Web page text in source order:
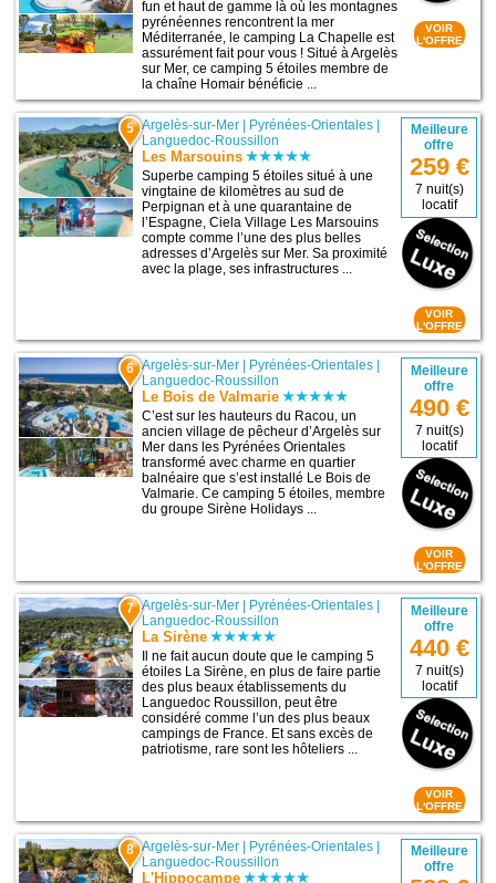
fun et haut de gamme là où les montagnes
pyrénéennes rencontrent la mer
Méditerranée, le camping La Chapelle est
assurément fait pour vous ! Situé à Argelès
sur Mer, ce camping 5 étoiles membre de
la chaîne Homair bénéficie ...
VOIR
L'OFFRE
5 Argelès-sur-Mer | Pyrénées-Orientales |
Languedoc-Roussillon
Les Marsouins
Superbe camping 5 étoiles situé à une
vingtaine de kilomètres au sud de
Perpignan et à une quarantaine de
l’Espagne, Ciela Village Les Marsouins
compte comme l’une des plus belles
adresses d’Argelès sur Mer. Sa proximité
avec la plage, ses infrastructures ...
Meilleure
offre
259 €
7 nuit(s)
locatif
VOIR
L'OFFRE
6 Argelès-sur-Mer Pyrénées-Orientales
Languedoc-Roussillon
Le Bois de Valmarie
C’est sur les hauteurs du Racou, un
ancien village de pêcheur d’Argelès sur
Mer dans les Pyrénées Orientales
transformé avec charme en quartier
balnéaire que s’est installé Le Bois de
Valmarie. Ce camping 5 étoiles, membre
du groupe Sirène Holidays ...
Meilleure
offre
490 €
7 nuit(s)
locatif
VOIR
L'OFFRE
7 Argelès-sur-Mer Pyrénées-Orientales
Languedoc-Roussillon
La Sirène
Il ne fait aucun doute que le camping 5
étoiles La Sirène, en plus de faire partie
des plus beaux établissements du
Languedoc Roussillon, peut être
considéré comme l’un des plus beaux
campings de France. Et sans excès de
patriotisme, rare sont les hôteliers ...
Meilleure
offre
440 €
7 nuit(s)
locatif
VOIR
L'OFFRE
8 Argelès-sur-Mer | Pyrénées-Orientales |
Languedoc-Roussillon
L'Hippocampe
Meilleure
offre